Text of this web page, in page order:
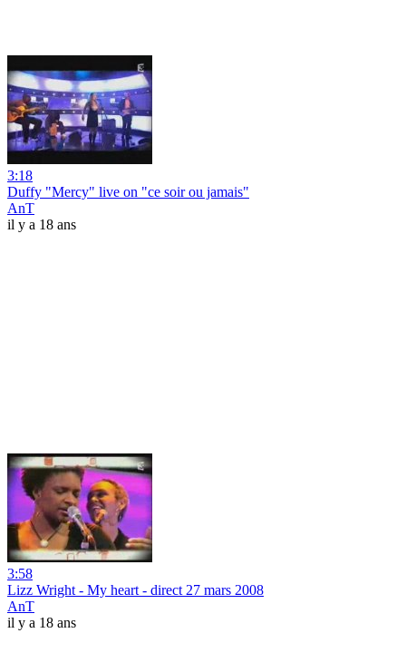
3:18
Duffy "Mercy" live on "ce soir ou jamais"
AnT
il y a 18 ans
3:58
Lizz Wright - My heart - direct 27 mars 2008
AnT
il y a 18 ans